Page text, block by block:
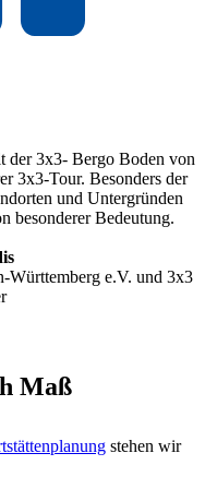
der 3x3- Bergo Boden von
3x3-Tour. Besonders der
und Untergründen
besonderer Bedeutung.
Württemberg e.V. und 3x3
Maß
stehen wir